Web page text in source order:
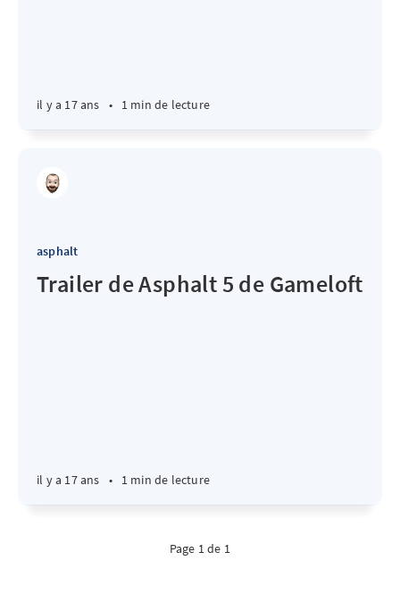
il y a 17 ans • 1 min de lecture
asphalt
Trailer de Asphalt 5 de Gameloft
il y a 17 ans • 1 min de lecture
Page 1 de 1